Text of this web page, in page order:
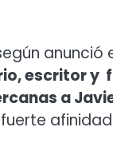
escritor y
a